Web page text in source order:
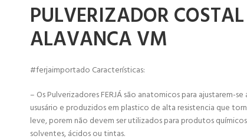
PULVERIZADOR
ALAVANCA VM
#ferjaimportado Características:
– Os Pulverizadores FERJÁ são anatomicos para ajustarem-se
ususário e produzidos em plastico de alta resistencia que
leve, porem não devem ser utilizados para produtos
solventes, ácidos ou tintas.